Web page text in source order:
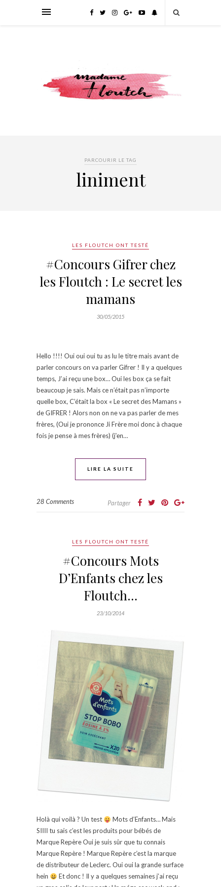
PARCOURIR LE TAG
liniment
LES FLOUTCH ONT TESTÉ
#Concours Gifrer chez
les Floutch : Le secret les
mamans
30/05/2015
Hello !!!! Oui oui oui tu as lu le titre mais avant de
parler concours on va parler Gifrer ! Il y a quelques
temps, J’ai reçu une box… Oui les box ça se fait
beaucoup je sais. Mais ce n’était pas n’importe
quelle box, C’était la box « Le secret des Mamans »
de GIFRER ! Alors non on ne va pas parler de mes
frères, (Oui je prononce Ji Frère moi donc à chaque
fois je pense à mes frères) (j’en…
LIRE LA SUITE
28 Comments Partager
LES FLOUTCH ONT TESTÉ
#Concours Mots
D’Enfants chez les
Floutch…
23/10/2014
Holà qui voilà ? Un test
Mots d’Enfants… Mais
SIIII tu sais c’est les produits pour bébés de
Marque Repère Oui je suis sûr que tu connais
Marque Repère ! Marque Repère c’est la marque
de distributeur de Leclerc. Oui oui la grande surface
hein
Et donc ! Il y a quelques semaines j’ai reçu